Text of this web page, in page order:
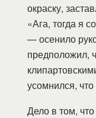
окраску,
«Ага, тогда я
— осенило
предположил,
усомнился, что
Дело в том,